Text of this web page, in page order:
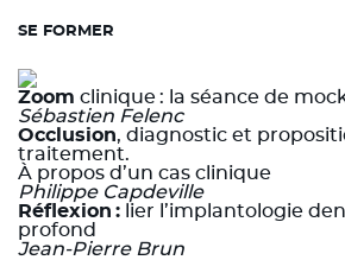
SE FORMER
Zoom clinique : la séance de
Sébastien Felenc
Occlusion, diagnostic et
traitement.
À propos d’un cas clinique
Philippe Capdeville
Réflexion : lier l’implantologie
profond
Jean-Pierre Brun